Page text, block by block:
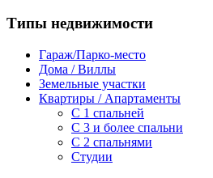
Типы недвижимости
Гараж/Парко-место
Дома / Виллы
Земельные участки
Квартиры / Апартаменты
C 1 спальней
C 3 и более спальни
С 2 спальнями
Студии